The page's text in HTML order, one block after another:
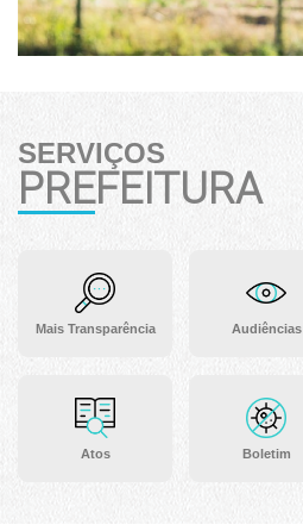
SERVIÇOS
PREFEITURA
Mais Transparência
Atos
Audiências
Boletim